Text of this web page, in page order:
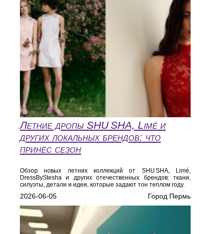
Летние дропы SHU SHA, Limé и
других локальных брендов: что
принёс сезон
Обзор новых летних коллекций от SHU SHA, Limé,
DressByStesha и других отечественных брендов: ткани,
силуэты, детали и идеи, которые задают тон теплом году.
2026-06-05 Город Пермь